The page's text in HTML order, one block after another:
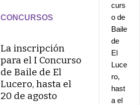
CONCURSOS
La inscripción
para el I Concurso
de Baile de El
Lucero, hasta el
20 de agosto
curs
o de
Baile
de
El
Luce
ro,
hast
a el